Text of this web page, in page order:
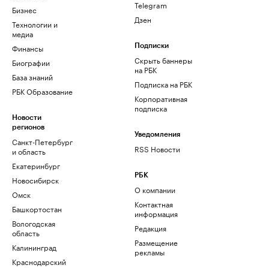
Бизнес
Технологии и
медиа
Финансы
Биографии
База знаний
РБК Образование
Новости
регионов
Санкт-Петербург
и область
Екатеринбург
Новосибирск
Омск
Башкортостан
Вологодская
область
Калининград
Краснодарский
Telegram
Дзен
Подписки
Скрыть баннеры
на РБК
Подписка на РБК
Корпоративная
подписка
Уведомления
RSS Новости
РБК
О компании
Контактная
информация
Редакция
Размещение
рекламы